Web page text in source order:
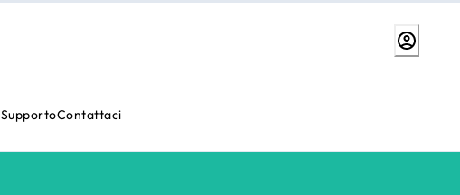
SupportoContattaci